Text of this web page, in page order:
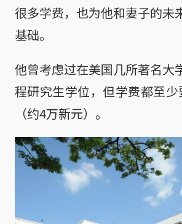
很多学费，也为他和妻子的未
基础。
他曾考虑过在美国几所著名大
程研究生学位，但学费都至
（约4万新元）。